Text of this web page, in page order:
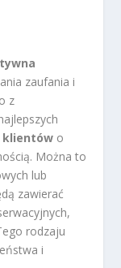
zaufania i
z
klientów o
Można to
lub
zawierać
rodzaju
i